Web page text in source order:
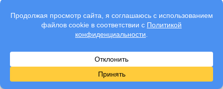
корректировку терапии и защиту от повторного
употребления в остром периоде.
Преимущества вызова скорой наркологической
помощи в центре наркологии «Станция Жизни»
Преимущества вызова срочной наркопомощи в